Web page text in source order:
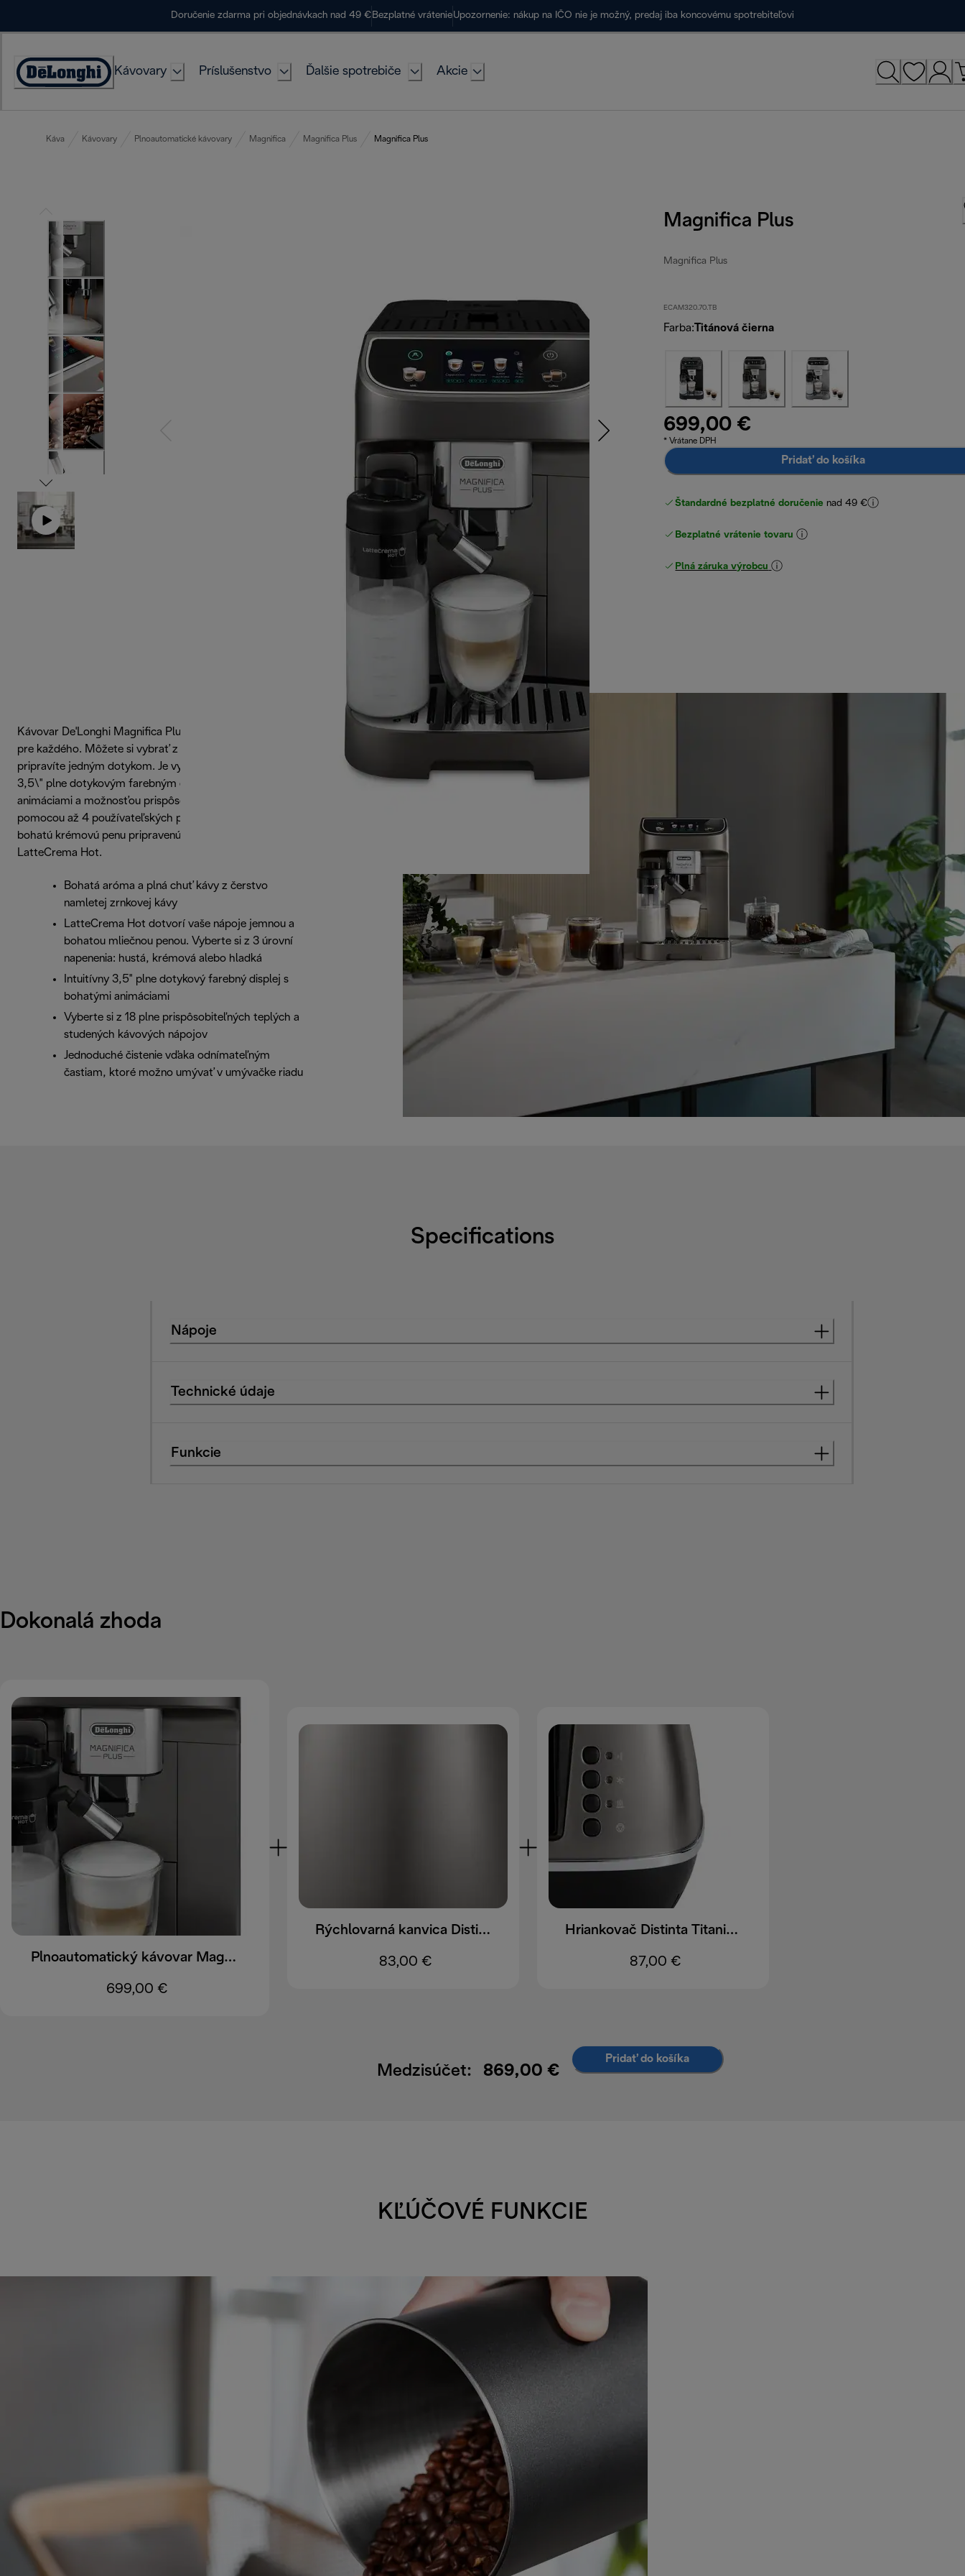
Doručenie zdarma pri objednávkach nad 49 € Bezplatné vrátenieUpozornenie: nákup na IČO nie je možný, predaj iba koncovému spotrebiteľovi
Accessibility
Kávovary Príslušenstvo Ďalšie spotrebiče Akcie
Káva Kávovary Plnoautomatické kávovary Magnifica Magnifica Plus Magnifica Plus
Magnifica Plus
Magnifica Plus
ECAM320.70.TB
Farba:Titánová čierna
699,00 €
* Vrátane DPH
Pridať do košíka
Štandardné bezplatné doručenie nad 49 €
Bezplatné vrátenie tovaru
Plná záruka výrobcu
Kávovar De'Longhi Magnifica Plus pripraví lahodnú kávu
pre každého. Môžete si vybrať z 18 nápojov, ktoré
pripravíte jedným dotykom. Je vybavený pohlcujúcim
3,5\" plne dotykovým farebným displejom s bohatými
animáciami a možnosťou prispôsobiť si obľúbené nápoje
pomocou až 4 používateľských profilov. Vychutnajte si
bohatú krémovú penu pripravenú technológiou
LatteCrema Hot.
Bohatá aróma a plná chuť kávy z čerstvo
namletej zrnkovej kávy
LatteCrema Hot dotvorí vaše nápoje jemnou a
bohatou mliečnou penou. Vyberte si z 3 úrovní
napenenia: hustá, krémová alebo hladká
Intuitívny 3,5" plne dotykový farebný displej s
bohatými animáciami
Vyberte si z 18 plne prispôsobiteľných teplých a
studených kávových nápojov
Jednoduché čistenie vďaka odnímateľným
častiam, ktoré možno umývať v umývačke riadu
Specifications
Nápoje
Technické údaje
Funkcie
Dokonalá zhoda
Plnoautomatický kávovar Magnifica Plus ECAM320.70.TB
699,00 €
Rýchlovarná kanvica Distinta Titanium KBIN2001.TB
83,00 €
Hriankovač Distinta Titanium CTIN2103.TB
87,00 €
Medzisúčet: 869,00 €
Pridať do košíka
KĽÚČOVÉ FUNKCIE